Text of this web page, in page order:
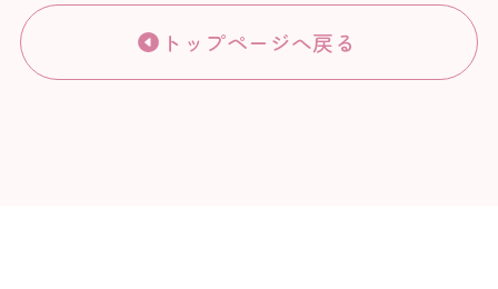
トップページへ戻る